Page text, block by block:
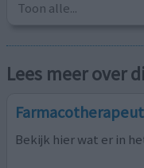
Toon alle...
Lees meer over
Bekijk hier wat er in